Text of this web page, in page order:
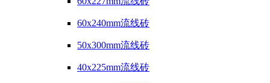
60x240mm流线砖
50x300mm流线砖
40x225mm流线砖